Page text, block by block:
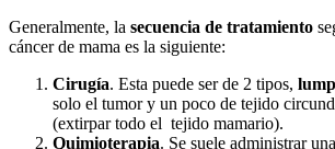
Generalmente, la secuencia de tratamiento
cáncer de mama es la siguiente:
Cirugía. Esta puede ser de 2 tipos,
solo el tumor y un poco de tejido
(extirpar todo el tejido mamario).
Quimioterapia. Se suele administrar